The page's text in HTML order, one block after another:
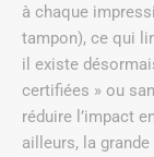
à chaque
tampon), ce qui
il existe
certifiées » ou
réduire l’impact
ailleurs, la